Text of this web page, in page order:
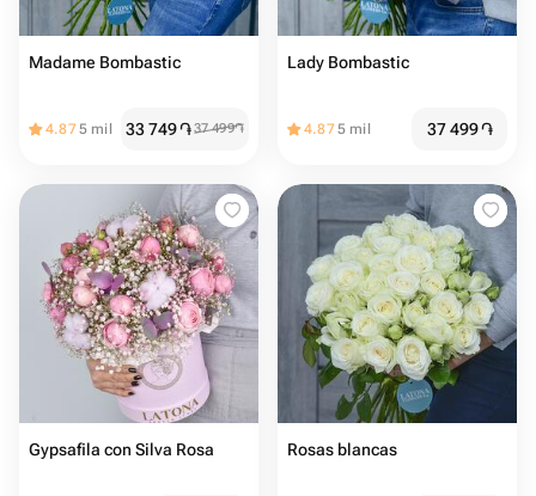
Madame Bombastic
4.875 mil 33 749֏37 499֏
Lady Bombastic
4.875 mil 37 499֏
Gypsafila con Silva Rosa Rosas blancas